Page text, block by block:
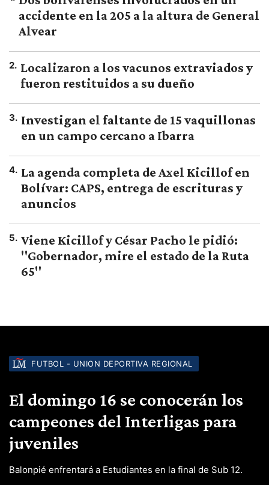
accidente en la 205 a la altura de General
Alvear
2. Localizaron a los vacunos extraviados y
fueron restituidos a su dueño
3. Investigan el faltante de 15 vaquillonas
en un campo cercano a Ibarra
4. La agenda completa de Axel Kicillof en
Bolívar: CAPS, entrega de escrituras y
anuncios
5. Viene Kicillof y César Pacho le pidió:
"Gobernador, mire el estado de la Ruta
65"
FUTBOL - UNION DEPORTIVA REGIONAL
El domingo 16 se conocerán los
campeones del Interligas para
juveniles
Balonpié enfrentará a Estudiantes en la final de Sub 12.